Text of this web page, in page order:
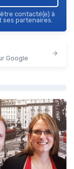
contacté(e) à
ses partenaires.
Google